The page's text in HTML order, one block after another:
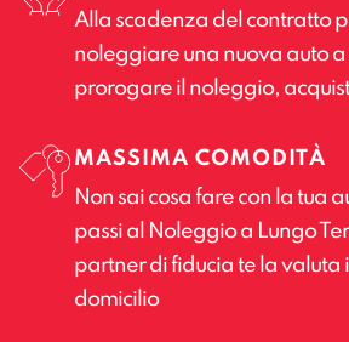
Alla scadenza del contratto
noleggiare una nuova auto
prorogare il noleggio,
MASSIMA COMODITÀ
Non sai cosa fare con la tua
passi al Noleggio a Lungo
partner di fiducia te la valuta
domicilio